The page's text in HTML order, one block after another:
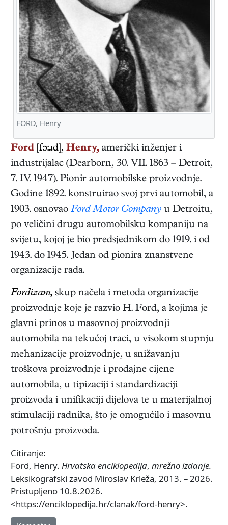
FORD, Henry
Ford [fɔ:ɹd], Henry, američki inženjer i
industrijalac (Dearborn, 30. VII. 1863 – Detroit,
7. IV. 1947). Pionir automobilske proizvodnje.
Godine 1892. konstruirao svoj prvi automobil, a
1903. osnovao Ford Motor Company u Detroitu,
po veličini drugu automobilsku kompaniju na
svijetu, kojoj je bio predsjednikom do 1919. i od
1943. do 1945. Jedan od pionira znanstvene
organizacije rada.
Fordizam, skup načela i metoda organizacije
proizvodnje koje je razvio H. Ford, a kojima je
glavni prinos u masovnoj proizvodnji
automobila na tekućoj traci, u visokom stupnju
mehanizacije proizvodnje, u snižavanju
troškova proizvodnje i prodajne cijene
automobila, u tipizaciji i standardizaciji
proizvoda i unifikaciji dijelova te u materijalnoj
stimulaciji radnika, što je omogućilo i masovnu
potrošnju proizvoda.
Citiranje:
Ford, Henry. Hrvatska enciklopedija, mrežno izdanje.
Leksikografski zavod Miroslav Krleža, 2013. – 2026.
Pristupljeno 10.8.2026.
<https://enciklopedija.hr/clanak/ford-henry>.